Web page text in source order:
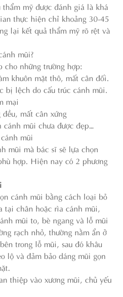
mỹ được đánh giá là khá
thực hiện chỉ khoảng 30-45
lại kết quả thẩm mỹ rõ rệt và
mũi?
cho những trường hợp:
khuôn mặt thô, mất cân đối.
bị lệch do cấu trúc cánh mũi.
mại
mất cân xứng
mũi chưa được đẹp…
mũi
mũi mà bác sĩ sẽ lựa chọn
hợp. Hiện nay có 2 phương
cánh mũi bằng cách loại bỏ
tại chân hoặc rìa cánh mũi,
mũi to, bè ngang và lỗ mũi
rạch nhỏ, thường nằm ẩn ở
trong lỗ mũi, sau đó khâu
lộ và đảm bảo dáng mũi gọn
thiệp vào xương mũi, chủ yếu